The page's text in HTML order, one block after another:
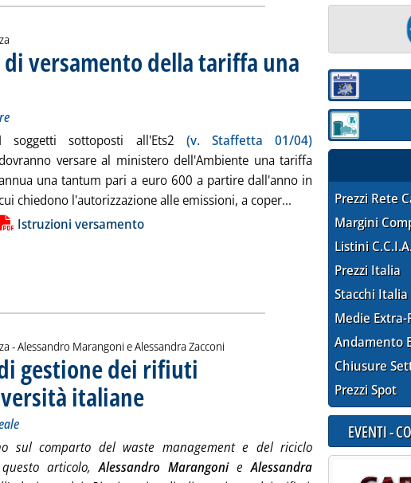
versamento della tariffa una
I soggetti sottoposti all'Ets2 (v. Staffetta 01/04)
versare al ministero dell'Ambiente una tariffa
una tantum pari a euro 600 a partire dall'anno in
chiedono l'autorizzazione alle emissioni, a coper... Leggi tutta la
notizia
Istruzioni versamento
-di:
Alessandro Marangoni e Alessandra Zacconi
gestione dei rifiuti
italiane
sul comparto del waste management e del riciclo
articolo,Alessandro MarangonieAlessandra
Sezione:
Sezione:
Prezzi Rete
Margini
Listini
Prezzi Italia
Stacchi Italia
Medie Extra-
Andamento
Chiusure
Prezzi Spot
EVENTI -